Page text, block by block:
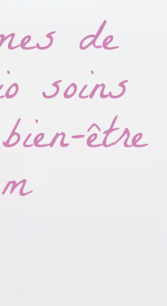
de
soins
être